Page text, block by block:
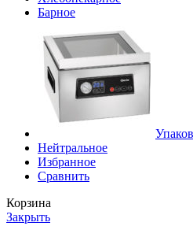
Барное
Нейтральное
Избранное
Сравнить
Корзина
Закрыть